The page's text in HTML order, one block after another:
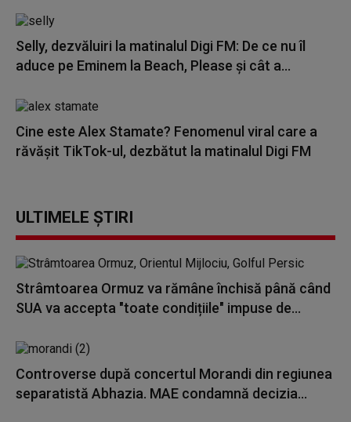
Selly, dezvăluiri la matinalul Digi FM: De ce nu îl
aduce pe Eminem la Beach, Please și cât a...
Cine este Alex Stamate? Fenomenul viral care a
răvășit TikTok-ul, dezbătut la matinalul Digi FM
ULTIMELE ȘTIRI
Strâmtoarea Ormuz va rămâne închisă până când
SUA va accepta "toate condițiile" impuse de...
Controverse după concertul Morandi din regiunea
separatistă Abhazia. MAE condamnă decizia...